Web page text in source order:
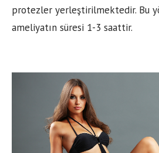
protezler yerleştirilmektedir. Bu
ameliyatın süresi 1-3 saattir.